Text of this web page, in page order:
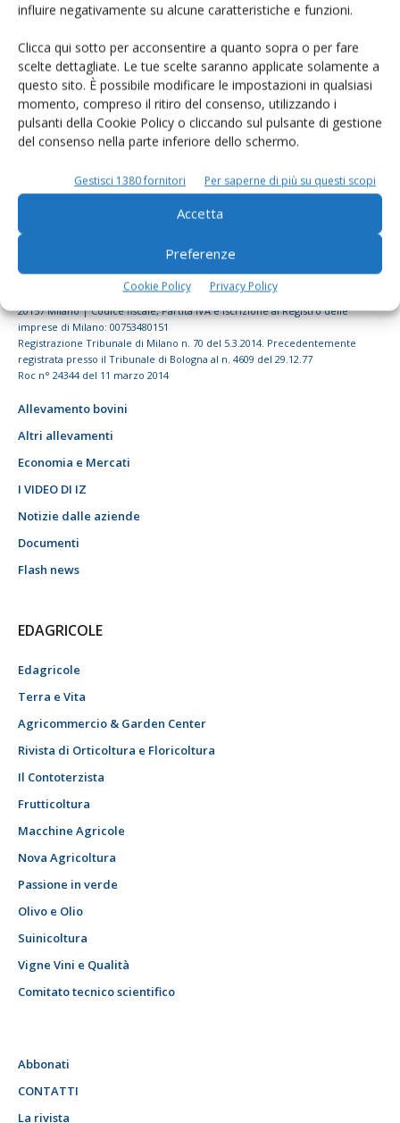
influire negativamente su alcune caratteristiche e funzioni.
Clicca qui sotto per acconsentire a quanto sopra o per fare
scelte dettagliate. Le tue scelte saranno applicate solamente a
questo sito. È possibile modificare le impostazioni in qualsiasi
momento, compreso il ritiro del consenso, utilizzando i
pulsanti della Cookie Policy o cliccando sul pulsante di gestione
del consenso nella parte inferiore dello schermo.
Gestisci 1380 fornitori Per saperne di più su questi scopi
Accetta
Preferenze
Cookie Policy Privacy Policy
© Tecniche Nuove Spa. Tutti i diritti riservati. Sede legale Via Eritrea 21 -
20157 Milano | Codice fiscale, Partita IVA e Iscrizione al Registro delle
imprese di Milano: 00753480151
Registrazione Tribunale di Milano n. 70 del 5.3.2014. Precedentemente
registrata presso il Tribunale di Bologna al n. 4609 del 29.12.77
Roc n° 24344 del 11 marzo 2014
Allevamento bovini
Altri allevamenti
Economia e Mercati
I VIDEO DI IZ
Notizie dalle aziende
Documenti
Flash news
EDAGRICOLE
Edagricole
Terra e Vita
Agricommercio & Garden Center
Rivista di Orticoltura e Floricoltura
Il Contoterzista
Frutticoltura
Macchine Agricole
Nova Agricoltura
Passione in verde
Olivo e Olio
Suinicoltura
Vigne Vini e Qualità
Comitato tecnico scientifico
Abbonati
CONTATTI
La rivista